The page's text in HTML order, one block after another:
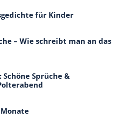
für Kinder
– Wie schreibt man an das
Sprüche &